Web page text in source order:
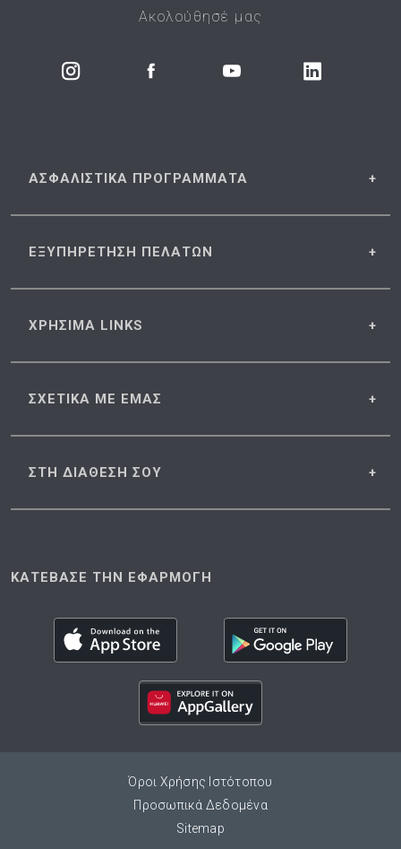
Ακολούθησέ μας
ΑΣΦΑΛΙΣΤΙΚΑ ΠΡΟΓΡΑΜΜΑΤΑ
ΕΞΥΠΗΡΕΤΗΣΗ ΠΕΛΑΤΩΝ
ΧΡΗΣΙΜΑ LINKS
ΣΧΕΤΙΚΑ ΜΕ ΕΜΑΣ
ΣΤΗ ΔΙΑΘΕΣΗ ΣΟΥ
ΚΑΤΕΒΑΣΕ ΤΗΝ ΕΦΑΡΜΟΓΗ
Όροι Χρήσης Ιστότοπου
Προσωπικά Δεδομένα
Sitemap